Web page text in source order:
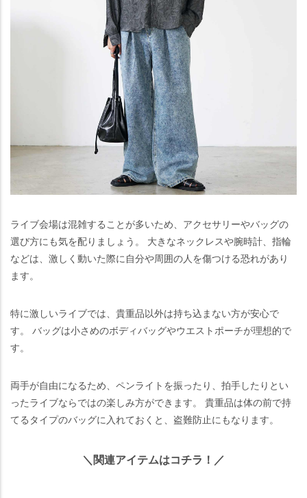
ライブ会場は混雑することが多いため、アクセサリーやバッグの
選び方にも気を配りましょう。 大きなネックレスや腕時計、指輪
などは、激しく動いた際に自分や周囲の人を傷つける恐れがあり
ます。
特に激しいライブでは、貴重品以外は持ち込まない方が安心で
す。 バッグは小さめのボディバッグやウエストポーチが理想的で
す。
両手が自由になるため、ペンライトを振ったり、拍手したりとい
ったライブならではの楽しみ方ができます。 貴重品は体の前で持
てるタイプのバッグに入れておくと、盗難防止にもなります。
＼関連アイテムはコチラ！／